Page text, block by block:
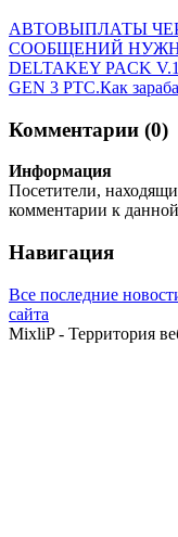
АВТОВЫПЛАТЫ
СООБЩЕНИЙ
DELTAKEY PACK
GEN 3 PTC.Как
Комментарии (0)
Информация
Посетители,
комментарии к
Навигация
Все последние
сайта
MixliP - Территория